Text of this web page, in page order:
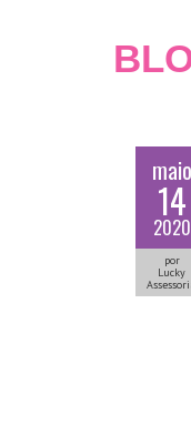
maio
14
2020
por
Lucky